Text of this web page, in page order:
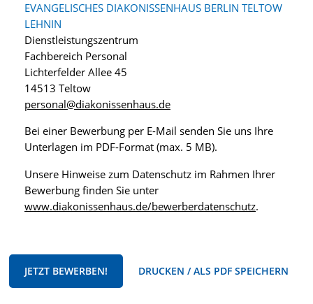
EVANGELISCHES DIAKONISSENHAUS BERLIN TELTOW
LEHNIN
Dienstleistungszentrum
Fachbereich Personal
Lichterfelder Allee 45
14513 Teltow
personal@diakonissenhaus.de
Bei einer Bewerbung per E-Mail senden Sie uns Ihre
Unterlagen im PDF-Format (max. 5 MB).
Unsere Hinweise zum Datenschutz im Rahmen Ihrer
Bewerbung finden Sie unter
www.diakonissenhaus.de/bewerberdatenschutz.
JETZT BEWERBEN! DRUCKEN / ALS PDF SPEICHERN